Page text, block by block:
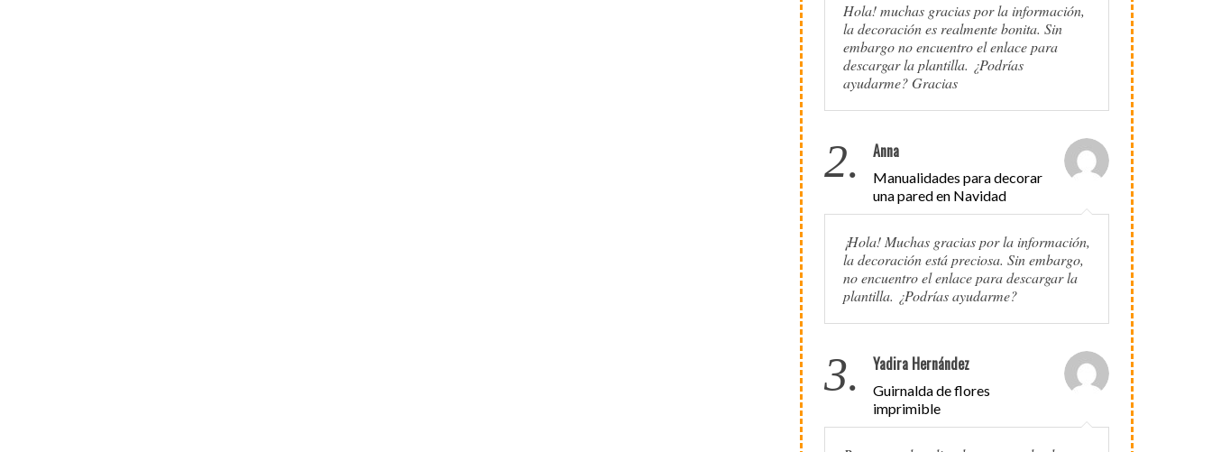
Hola! muchas gracias por la información,
la decoración es realmente bonita. Sin
embargo no encuentro el enlace para
descargar la plantilla. ¿Podrías
ayudarme? Gracias
2. Anna
Manualidades para decorar
una pared en Navidad
¡Hola! Muchas gracias por la información,
la decoración está preciosa. Sin embargo,
no encuentro el enlace para descargar la
plantilla. ¿Podrías ayudarme?
3. Yadira Hernández
Guirnalda de flores
imprimible